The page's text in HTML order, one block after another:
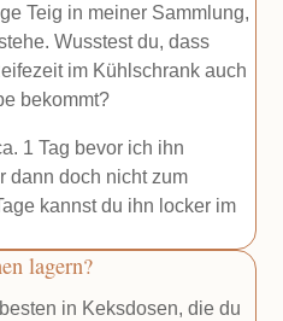
Teig in meiner Sammlung,
Wusstest du, dass
im Kühlschrank auch
bekommt?
1 Tag bevor ich ihn
dann doch nicht zum
kannst du ihn locker im
lagern?
in Keksdosen, die du